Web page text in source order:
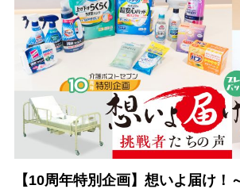
【10周年特別企画】想いよ届け！